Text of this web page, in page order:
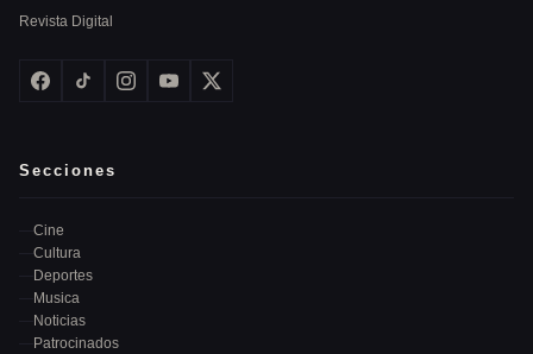
Revista Digital
Secciones
Cine
Cultura
Deportes
Musica
Noticias
Patrocinados